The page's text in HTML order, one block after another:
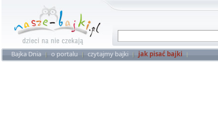
Bajka Dnia o portalu czytajmy bajki jak pisać bajki